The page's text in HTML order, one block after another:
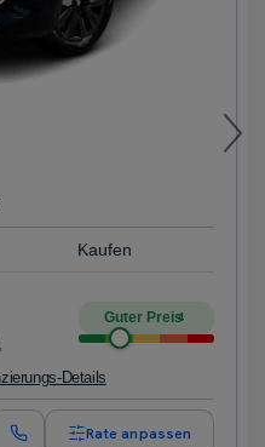
Kaufen
Guter Preis4
Details
Rate anpassen